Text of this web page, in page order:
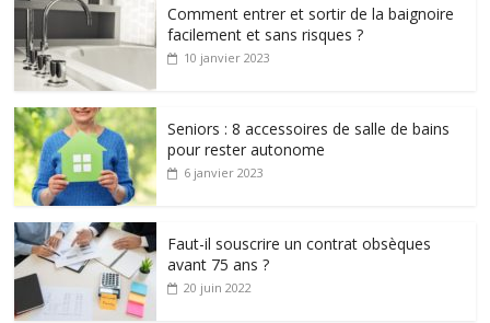
Comment entrer et sortir de la baignoire
facilement et sans risques ?
10 janvier 2023
Seniors : 8 accessoires de salle de bains
pour rester autonome
6 janvier 2023
Faut-il souscrire un contrat obsèques
avant 75 ans ?
20 juin 2022